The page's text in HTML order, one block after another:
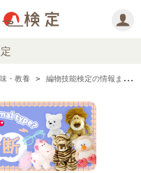
・教養 編物技能検定の情報まとめ